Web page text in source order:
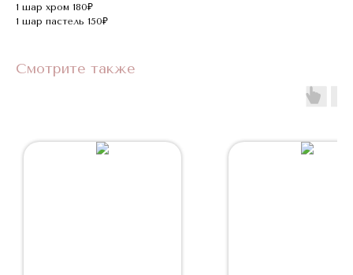
1 шар хром 180₽
1 шар пастель 150₽
Смотрите также